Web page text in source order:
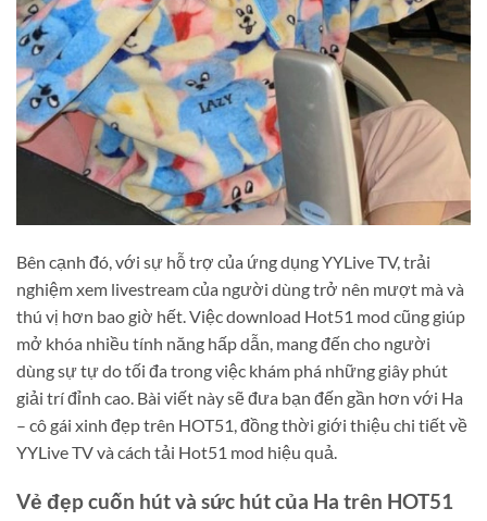
Bên cạnh đó, với sự hỗ trợ của ứng dụng YYLive TV, trải
nghiệm xem livestream của người dùng trở nên mượt mà và
thú vị hơn bao giờ hết. Việc download Hot51 mod cũng giúp
mở khóa nhiều tính năng hấp dẫn, mang đến cho người
dùng sự tự do tối đa trong việc khám phá những giây phút
giải trí đỉnh cao. Bài viết này sẽ đưa bạn đến gần hơn với Ha
– cô gái xinh đẹp trên HOT51, đồng thời giới thiệu chi tiết về
YYLive TV và cách tải Hot51 mod hiệu quả.
Vẻ đẹp cuốn hút và sức hút của Ha trên HOT51